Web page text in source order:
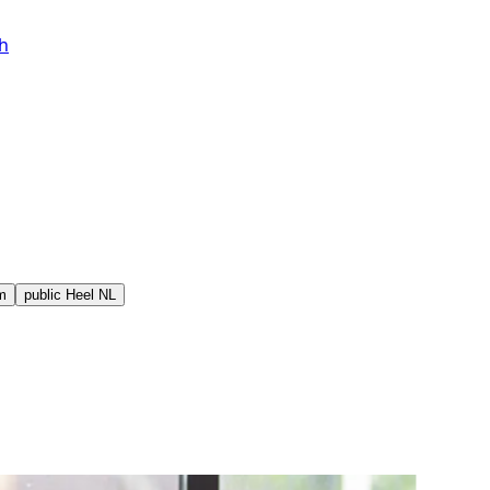
public Heel NL